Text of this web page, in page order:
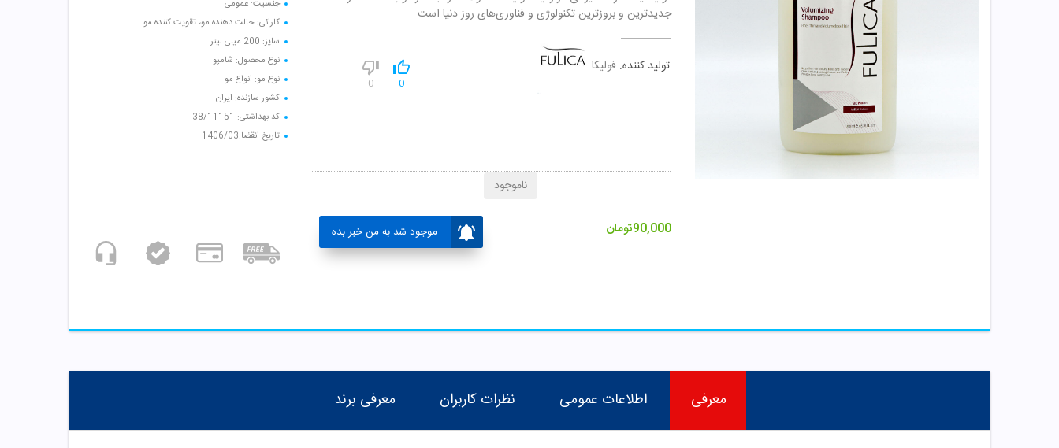
جنسیت: عمومی
کارائی: حالت دهنده مو، تقویت کننده مو
سایز: 200 میلی لیتر
نوع محصول: شامپو
نوع مو: انواع مو
کشور سازنده: ایران
کد بهداشتی: 38/11151
تاریخ انقضا:1406/03
جدیدترین و بروزترین تکنولوژی و فناوری‌های روز دنیا است.
تولید کننده: فولیکا
0
0
90,000تومان موجود شد به من خبر بده
ناموجود
معرفی اطلاعات عمومی نظرات کاربران معرفی برند